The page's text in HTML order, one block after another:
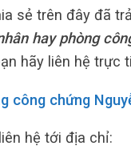
sẻ trên đây đã
hay phòng
hãy liên hệ
công chứng
hệ tới địa chỉ: